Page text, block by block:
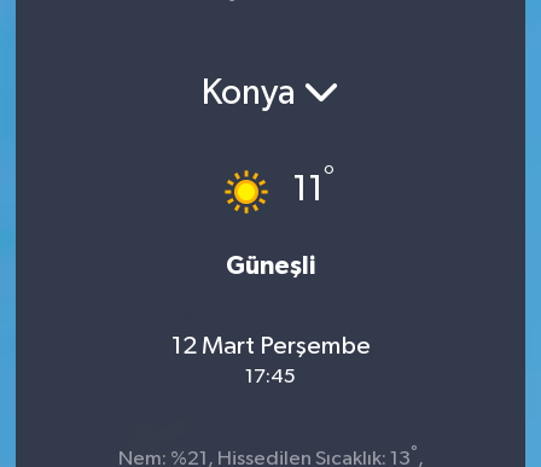
Konya
11 °
Güneşli
12 Mart Perşembe
17:45
Nem: %21, Hissedilen Sıcaklık: 13° ,